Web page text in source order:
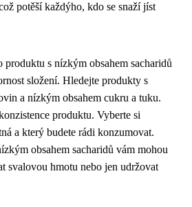
potěší každýho, kdo se snaží jíst
s nízkým obsahem sacharidů
složení. Hledejte produkty s
a nízkým obsahem cukru a tuku.
produktu. Vyberte si
a který budete rádi konzumovat.
obsahem sacharidů vám mohou
svalovou hmotu nebo jen udržovat